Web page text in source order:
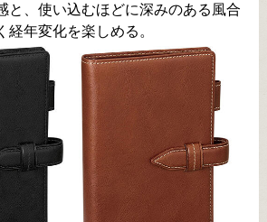
と、使い込むほどに深みのある風合
経年変化を楽しめる。